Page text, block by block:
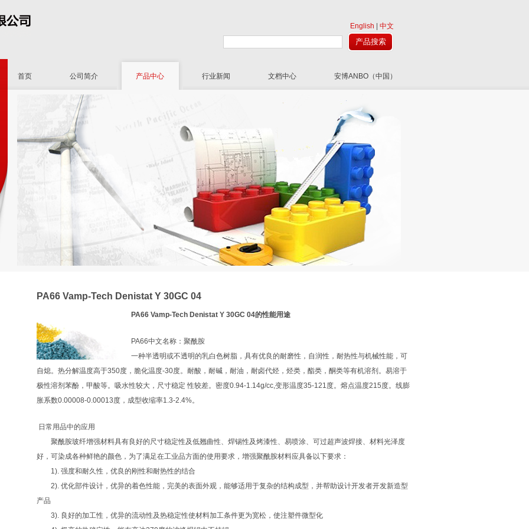
English 中文
首页 公司简介 产品中心 行业新闻 文档中心 安博ANBO（中国）
PA66 Vamp-Tech Denistat Y 30GC 04
PA66 Vamp-Tech Denistat Y 30GC 04的性能用途
PA66中文名称：聚酰胺
一种半透明或不透明的乳白色树脂，具有优良的耐磨性，自润性，耐热性与机械性能，可
自熄。热分解温度高于350度，脆化温度-30度。耐酸，耐碱，耐油，耐卤代烃，烃类，酯类，酮类等有机溶剂。易溶于
极性溶剂苯酚，甲酸等。吸水性较大，尺寸稳定 性较差。密度0.94-1.14g/cc,变形温度35-121度。熔点温度215度。线膨
胀系数0.00008-0.00013度，成型收缩率1.3-2.4%。
日常用品中的应用
聚酰胺玻纤增强材料具有良好的尺寸稳定性及低翘曲性、焊锡性及烤漆性、易喷涂、可过超声波焊接、材料光泽度
好，可染成各种鲜艳的颜色，为了满足在工业品方面的使用要求，增强聚酰胺材料应具备以下要求：
1). 强度和耐久性，优良的刚性和耐热性的结合
2). 优化部件设计，优异的着色性能，完美的表面外观，能够适用于复杂的结构成型，并帮助设计开发者开发新造型
产品
3). 良好的加工性，优异的流动性及热稳定性使材料加工条件更为宽松，使注塑件微型化